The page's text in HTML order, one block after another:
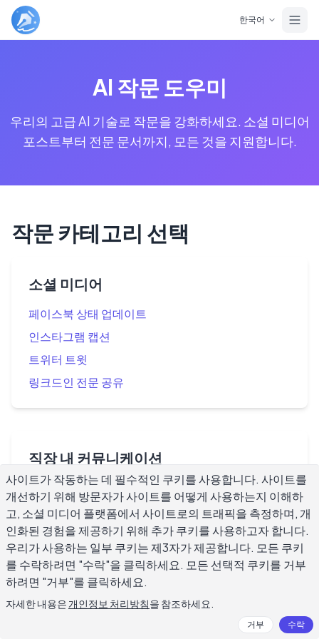
한국어
AI 작문 도우미
우리의 고급 AI 기술로 작문을 강화하세요. 소셜 미디어
포스트부터 전문 문서까지, 모든 것을 지원합니다.
작문 카테고리 선택
소셜 미디어
페이스북 상태 업데이트
인스타그램 캡션
트위터 트윗
링크드인 전문 공유
직장 내 커뮤니케이션
클라이언트 커뮤니케이션 이메일
회의 초대장
프로젝트 진행 보고서
휴가 신청서
사이트가 작동하는 데 필수적인 쿠키를 사용합니다. 사이트를
개선하기 위해 방문자가 사이트를 어떻게 사용하는지 이해하
고, 소셜 미디어 플랫폼에서 사이트로의 트래픽을 측정하며, 개
인화된 경험을 제공하기 위해 추가 쿠키를 사용하고자 합니다.
우리가 사용하는 일부 쿠키는 제3자가 제공합니다. 모든 쿠키
를 수락하려면 "수락"을 클릭하세요. 모든 선택적 쿠키를 거부
하려면 "거부"를 클릭하세요.
자세한 내용은 개인정보 처리방침을 참조하세요.
거부 수락